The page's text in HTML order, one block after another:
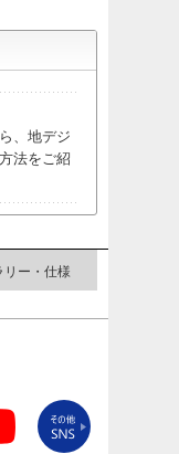
、地デジ
法をご紹
リー・仕様